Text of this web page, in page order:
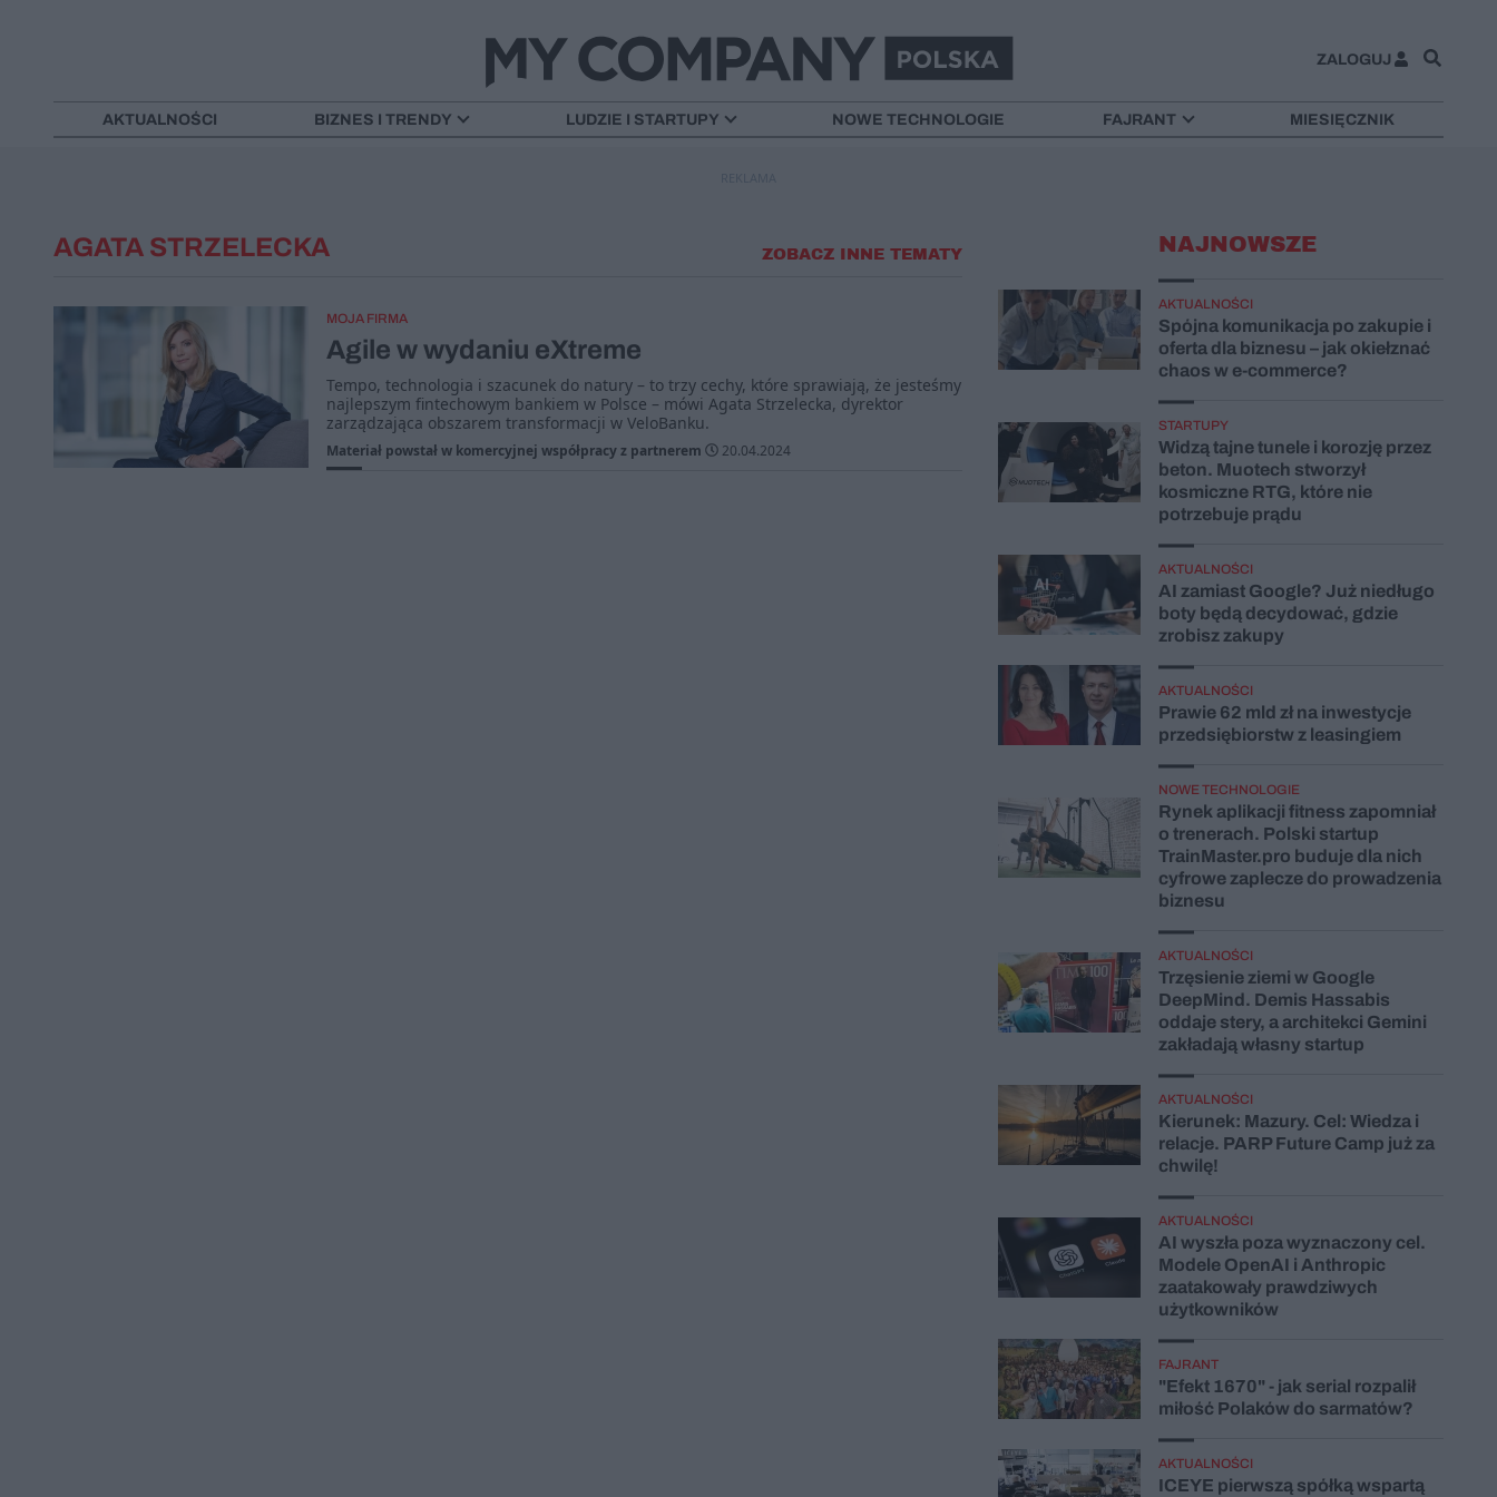
ZALOGUJ
AKTUALNOŚCI BIZNES I TRENDY LUDZIE I STARTUPY NOWE TECHNOLOGIE FAJRANT MIESIĘCZNIK
AGATA STRZELECKA ZOBACZ INNE TEMATY
MOJA FIRMA
Agile w wydaniu eXtreme
Tempo, technologia i szacunek do natury – to trzy cechy, które sprawiają, że jesteśmy
najlepszym fintechowym bankiem w Polsce – mówi Agata Strzelecka, dyrektor
zarządzająca obszarem transformacji w VeloBanku.
Materiał powstał w komercyjnej współpracy z partnerem 20.04.2024
NAJNOWSZE
AKTUALNOŚCI
Spójna komunikacja po zakupie i
oferta dla biznesu – jak okiełznać
chaos w e-commerce?
STARTUPY
Widzą tajne tunele i korozję przez
beton. Muotech stworzył
kosmiczne RTG, które nie
potrzebuje prądu
AKTUALNOŚCI
AI zamiast Google? Już niedługo
boty będą decydować, gdzie
zrobisz zakupy
AKTUALNOŚCI
Prawie 62 mld zł na inwestycje
przedsiębiorstw z leasingiem
NOWE TECHNOLOGIE
Rynek aplikacji fitness zapomniał
o trenerach. Polski startup
TrainMaster.pro buduje dla nich
cyfrowe zaplecze do prowadzenia
biznesu
AKTUALNOŚCI
Trzęsienie ziemi w Google
DeepMind. Demis Hassabis
oddaje stery, a architekci Gemini
zakładają własny startup
AKTUALNOŚCI
Kierunek: Mazury. Cel: Wiedza i
relacje. PARP Future Camp już za
chwilę!
AKTUALNOŚCI
AI wyszła poza wyznaczony cel.
Modele OpenAI i Anthropic
zaatakowały prawdziwych
użytkowników
FAJRANT
"Efekt 1670" - jak serial rozpalił
miłość Polaków do sarmatów?
AKTUALNOŚCI
ICEYE pierwszą spółką wspartą